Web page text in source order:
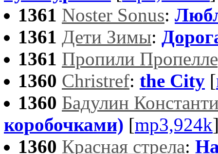
1361 Noster Sonus:
1361 Дети Зимы:
1361 Пропили
1360 Christref: the City [
1360 Бадулин
коробочками) [mp3,924k
1360 Красная стрела: